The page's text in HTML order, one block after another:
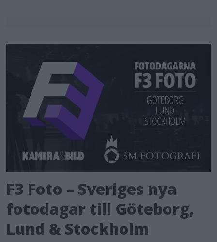
F3 Foto – Sveriges nya
fotodagar till Göteborg,
Lund & Stockholm